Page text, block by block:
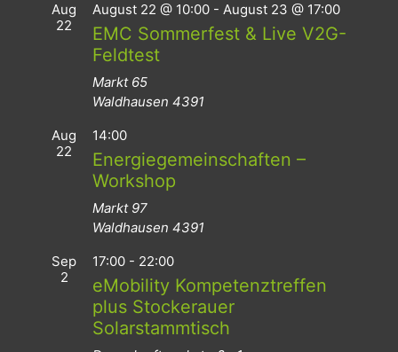
Aug
22
August 22 @ 10:00 - August 23 @ 17:00
EMC Sommerfest & Live V2G-
Feldtest
Markt 65
Waldhausen 4391
Aug
22
14:00
Energiegemeinschaften –
Workshop
Markt 97
Waldhausen 4391
Sep
2
17:00 - 22:00
eMobility Kompetenztreffen
plus Stockerauer
Solarstammtisch